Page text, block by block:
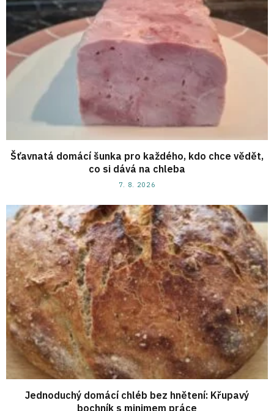
Šťavnatá domácí šunka pro každého, kdo chce vědět,
co si dává na chleba
7. 8. 2026
Jednoduchý domácí chléb bez hnětení: Křupavý
bochník s minimem práce